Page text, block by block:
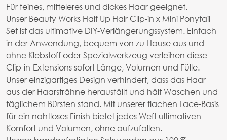
Für feines, mitteleres und dickes Haar geeignet.
Unser Beauty Works Half Up Hair Clip-in x Mini Ponytail
Set ist das ultimative DIY-Verlängerungssystem. Einfach
in der Anwendung, bequem von zu Hause aus und
ohne Klebstoff oder Spezialwerkzeug verleihen diese
Clip-in-Extensions sofort Länge, Volumen und Fülle.
Unser einzigartiges Design verhindert, dass das Haar
aus der Haarsträhne herausfällt und hält Waschen und
täglichem Bürsten stand. Mit unserer flachen Lace-Basis
für ein nahtloses Finish bietet jedes Weft ultimativen
Komfort und Volumen, ohne aufzufallen.